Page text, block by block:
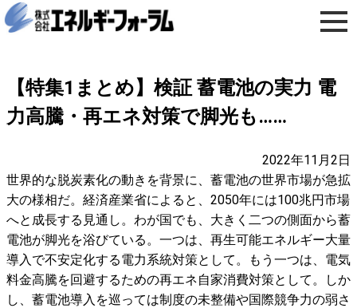
【特集1まとめ】検証 蓄電池の実力 電
力高騰・再エネ対策で脚光も……
2022年11月2日
世界的な脱炭素化の動きを背景に、蓄電池の世界市場が急拡
大の様相だ。経済産業省によると、2050年には100兆円市場
へと成長する見通し。わが国でも、大きく二つの側面から蓄
電池が脚光を浴びている。一つは、再生可能エネルギー大量
導入で不安定化する電力系統対策として。もう一つは、電気
料金高騰を回避するための再エネ自家消費対策として。しか
し、蓄電池導入を巡っては制度の未整備や国際競争力の弱さ